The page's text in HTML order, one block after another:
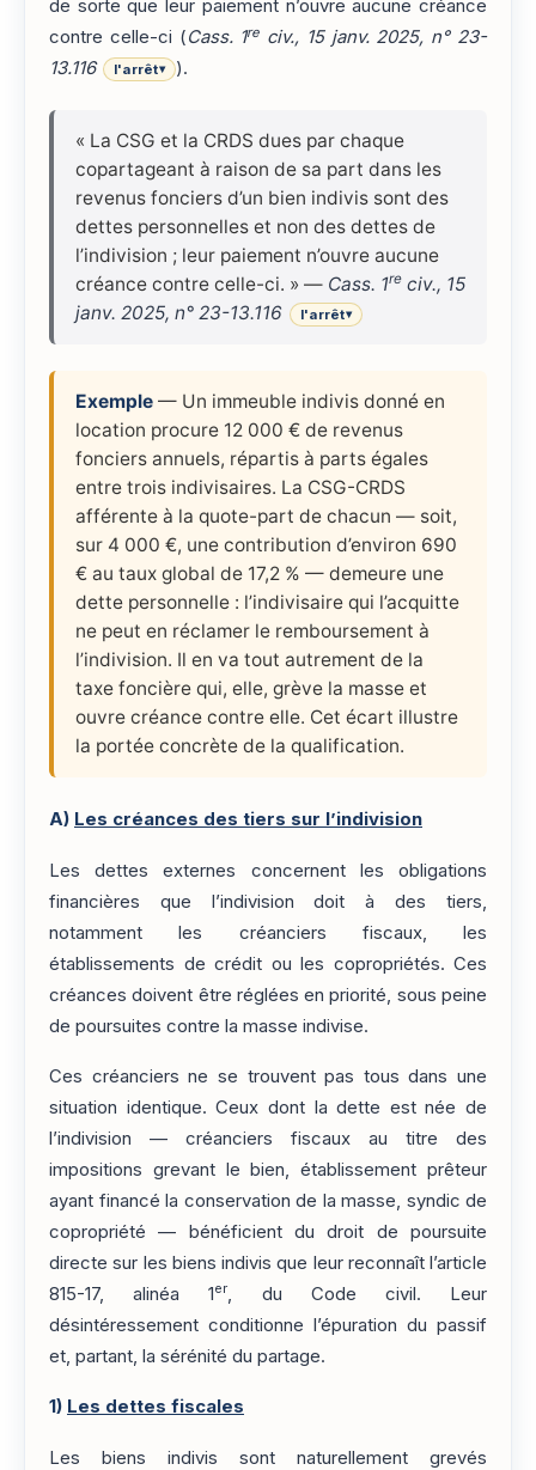
de sorte que leur paiement n’ouvre aucune créance
contre celle-ci (Cass. 1re civ., 15 janv. 2025, n° 23-
13.116
l'arrêt▾ ).
« La CSG et la CRDS dues par chaque
copartageant à raison de sa part dans les
revenus fonciers d’un bien indivis sont des
dettes personnelles et non des dettes de
l’indivision ; leur paiement n’ouvre aucune
créance contre celle-ci. » — Cass. 1re civ., 15
janv. 2025, n° 23-13.116
l'arrêt▾
Exemple — Un immeuble indivis donné en
location procure 12 000 € de revenus
fonciers annuels, répartis à parts égales
entre trois indivisaires. La CSG-CRDS
afférente à la quote-part de chacun — soit,
sur 4 000 €, une contribution d’environ 690
€ au taux global de 17,2 % — demeure une
dette personnelle : l’indivisaire qui l’acquitte
ne peut en réclamer le remboursement à
l’indivision. Il en va tout autrement de la
taxe foncière qui, elle, grève la masse et
ouvre créance contre elle. Cet écart illustre
la portée concrète de la qualification.
A) Les créances des tiers sur l’indivision
Les dettes externes concernent les obligations
financières que l’indivision doit à des tiers,
notamment les créanciers fiscaux, les
établissements de crédit ou les copropriétés. Ces
créances doivent être réglées en priorité, sous peine
de poursuites contre la masse indivise.
Ces créanciers ne se trouvent pas tous dans une
situation identique. Ceux dont la dette est née de
l’indivision — créanciers fiscaux au titre des
impositions grevant le bien, établissement prêteur
ayant financé la conservation de la masse, syndic de
copropriété — bénéficient du droit de poursuite
directe sur les biens indivis que leur reconnaît l’article
815-17, alinéa 1er, du Code civil. Leur
désintéressement conditionne l’épuration du passif
et, partant, la sérénité du partage.
1) Les dettes fiscales
Les biens indivis sont naturellement grevés